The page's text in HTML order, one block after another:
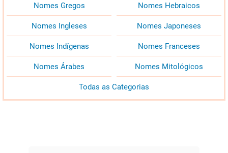
Nomes Gregos Nomes Hebraicos
Nomes Ingleses Nomes Japoneses
Nomes Indígenas Nomes Franceses
Nomes Árabes Nomes Mitológicos
Todas as Categorias